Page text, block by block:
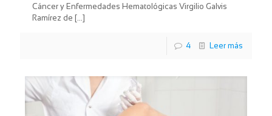
Cáncer y Enfermedades Hematológicas Virgilio Galvis
Ramírez de […]
4 Leer más